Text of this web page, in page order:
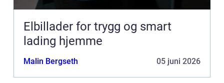
Elbillader for trygg og smart
lading hjemme
Malin Bergseth 05 juni 2026